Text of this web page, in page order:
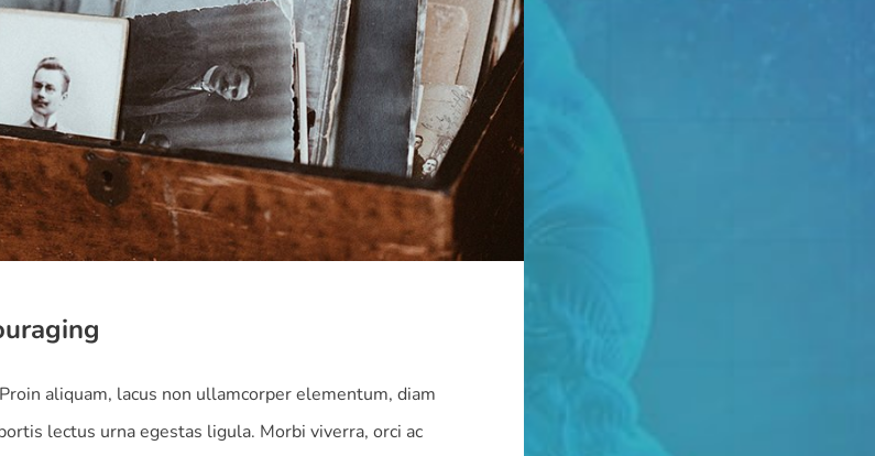
aliquam, lacus non ullamcorper elementum, diam
lectus urna egestas ligula. Morbi viverra, orci ac